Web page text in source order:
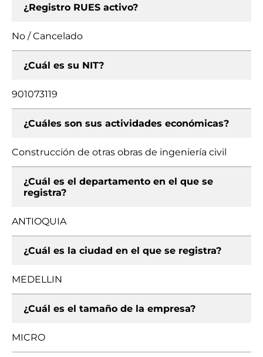
¿Registro RUES activo?
No / Cancelado
¿Cuál es su NIT?
901073119
¿Cuáles son sus actividades económicas?
Construcción de otras obras de ingeniería civil
¿Cuál es el departamento en el que se
registra?
ANTIOQUIA
¿Cuál es la ciudad en el que se registra?
MEDELLIN
¿Cuál es el tamaño de la empresa?
MICRO